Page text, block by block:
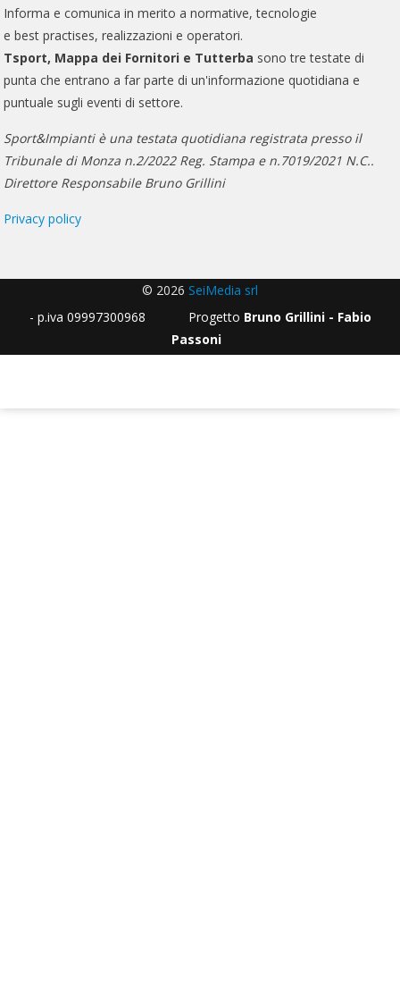
Informa e comunica in merito a normative, tecnologie
e best practises, realizzazioni e operatori.
Tsport, Mappa dei Fornitori e Tutterba sono tre testate di
punta che entrano a far parte di un'informazione quotidiana e
puntuale sugli eventi di settore.
Sport&Impianti è una testata quotidiana registrata presso il
Tribunale di Monza n.2/2022 Reg. Stampa e n.7019/2021 N.C..
Direttore Responsabile Bruno Grillini
Privacy policy
© 2026 SeiMedia srl
- p.iva 09997300968 Progetto Bruno Grillini - Fabio
Passoni